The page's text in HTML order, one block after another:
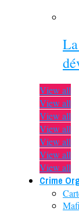
View all
View all
View all
View all
View all
View all
View all
Crime